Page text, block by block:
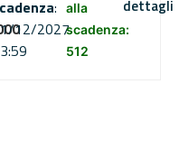
:
12/2027
alla
scadenza:
512
dettagli